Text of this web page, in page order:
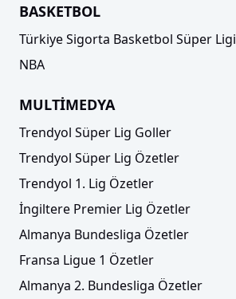
BASKETBOL
Türkiye Sigorta Basketbol Süper Ligi
NBA
MULTİMEDYA
Trendyol Süper Lig Goller
Trendyol Süper Lig Özetler
Trendyol 1. Lig Özetler
İngiltere Premier Lig Özetler
Almanya Bundesliga Özetler
Fransa Ligue 1 Özetler
Almanya 2. Bundesliga Özetler